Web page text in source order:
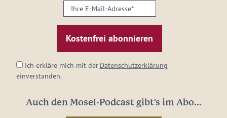
Ihre
E-
Mail-
Adresse:
Ich erkläre mich mit der Datenschutzerklärung
einverstanden.
Auch den Mosel-Podcast gibt's im Abo...